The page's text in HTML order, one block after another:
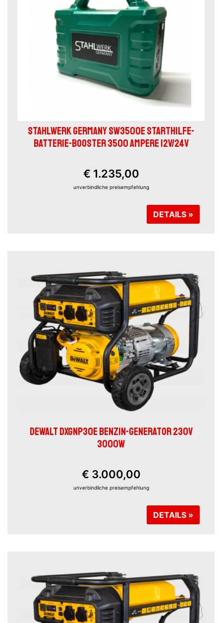
STAHLWERK GERMANY SW3500E STARTHILFE-
BATTERIE-BOOSTER 3500 AMPERE 12V/24V
€ 1.235,00
unverbindliche preisempfehlung
DETAILS »
DEWALT DXGNP30E BENZIN-GENERATOR 230V
3000W
€ 3.000,00
unverbindliche preisempfehlung
DETAILS »